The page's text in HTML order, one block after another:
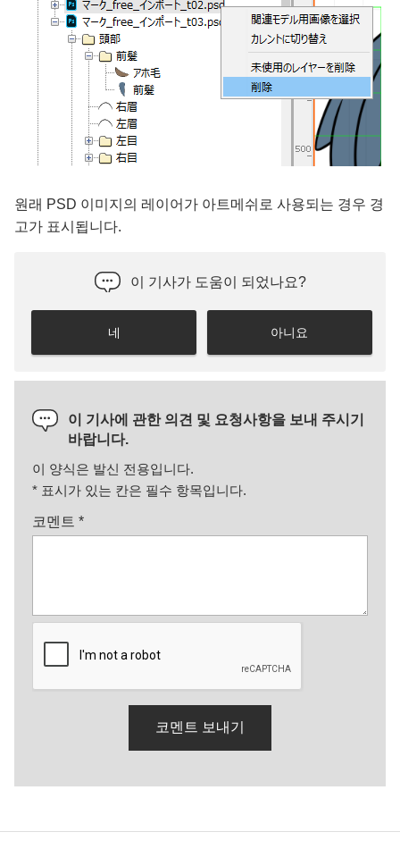
원래 PSD 이미지의 레이어가 아트메쉬로 사용되는 경우 경
고가 표시됩니다.
이 기사가 도움이 되었나요?
네 아니요
이 기사에 관한 의견 및 요청사항을 보내 주시기
바랍니다.
이 양식은 발신 전용입니다.
* 표시가 있는 칸은 필수 항목입니다.
코멘트 *